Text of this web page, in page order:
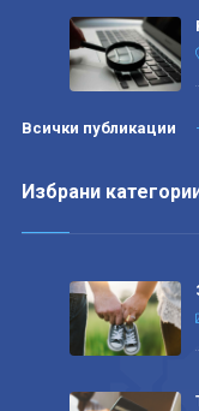
Всички публикации
Избрани